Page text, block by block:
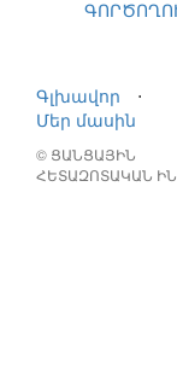
Գլխավոր
⋅
Մեր մասին
© ՑԱՆՑԱՅԻՆ
ՀԵՏԱԶՈՏԱԿԱՆ